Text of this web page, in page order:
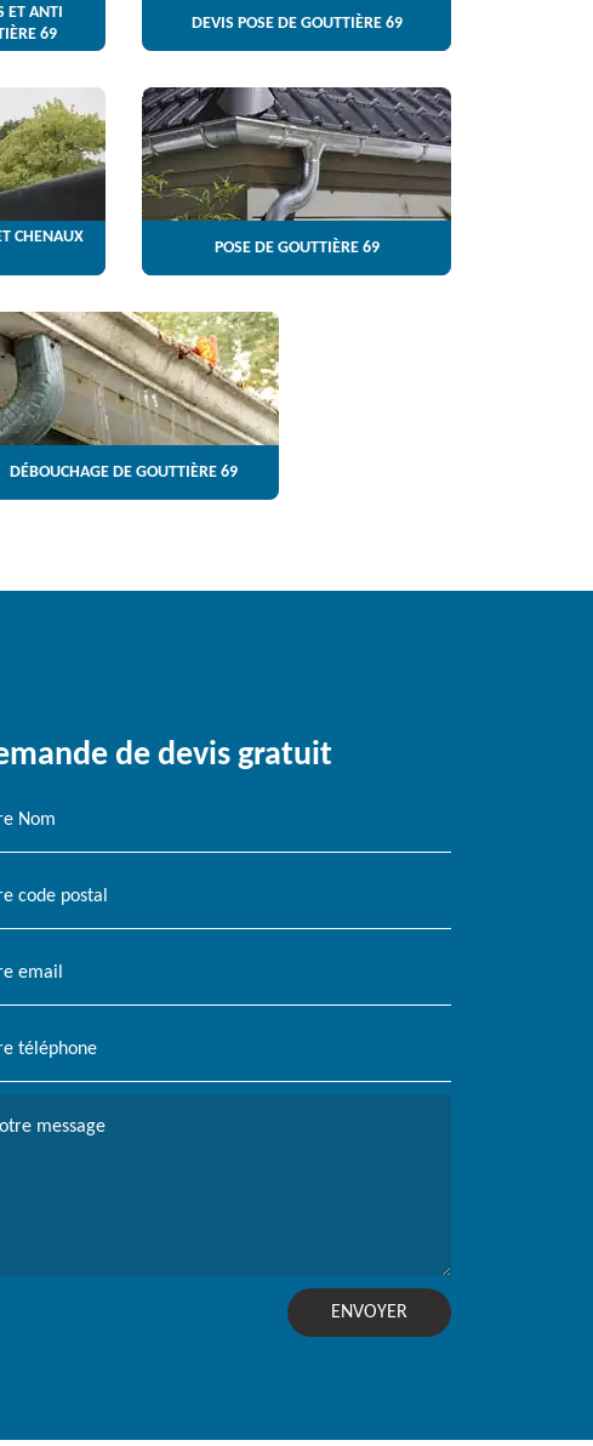
ET ANTI
69
DEVIS POSE DE GOUTTIÈRE 69
CHENAUX
POSE DE GOUTTIÈRE 69
DÉBOUCHAGE DE GOUTTIÈRE 69
de devis gratuit